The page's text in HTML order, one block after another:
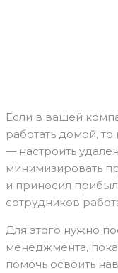
Если в вашей
работать домой,
— настроить
минимизировать
и приносил
сотрудников
Для этого нужно
менеджмента,
помочь освоить